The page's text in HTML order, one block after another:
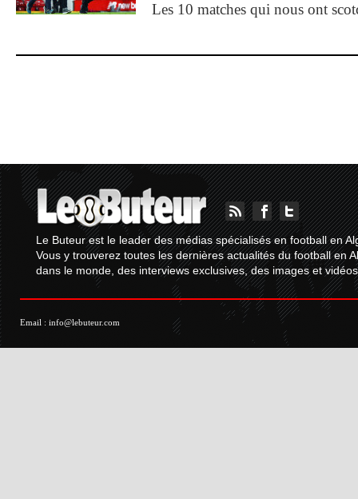
Les 10 matches qui nous ont
Le Buteur est le leader des médias spécialisés en football en
Vous y trouverez toutes les dernières actualités du football en
dans le monde, des interviews exclusives, des images et
Email : info@lebuteur.com